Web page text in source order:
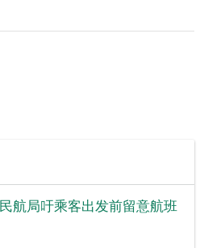
航局吁乘客出发前留意航班